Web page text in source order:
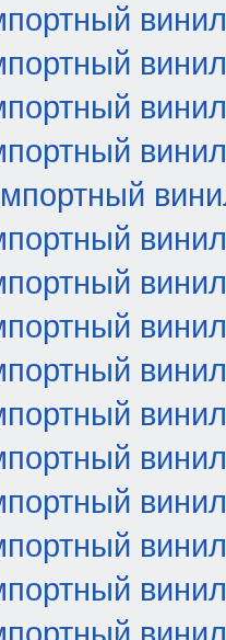
винил
винил
винил
винил
винил
винил
винил
винил
винил
винил
винил
винил
винил